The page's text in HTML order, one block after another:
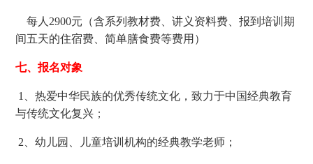
每人2900元（含系列教材费、讲义资料费、报到培训期
间五天的住宿费、简单膳食费等费用）
七、报名对象
1、热爱中华民族的优秀传统文化，致力于中国经典教育
与传统文化复兴；
2、幼儿园、儿童培训机构的经典教学老师；